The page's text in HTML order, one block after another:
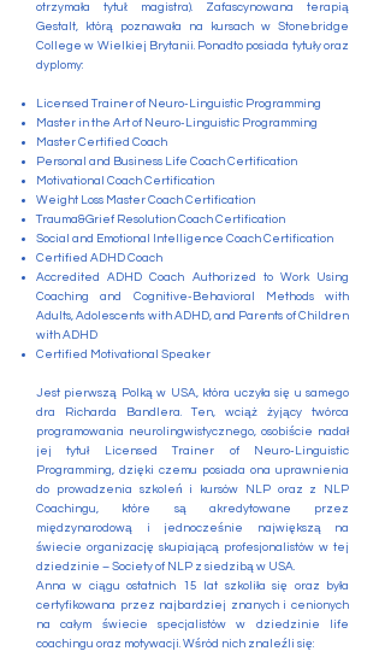
otrzymała tytuł: magistra). Zafascynowana terapią
Gestalt, którą poznawała na kursach w Stonebridge
College w Wielkiej Brytanii. Ponadto posiada tytuły oraz
dyplomy:
Licensed Trainer of Neuro-Linguistic Programming
Master in the Art of Neuro-Linguistic Programming
Master Certified Coach
Personal and Business Life Coach Certification
Motivational Coach Certification
Weight Loss Master Coach Certification
Trauma&Grief Resolution Coach Certification
Social and Emotional Intelligence Coach Certification
Certified ADHD Coach
Accredited ADHD Coach Authorized to Work Using
Coaching and Cognitive-Behavioral Methods with
Adults, Adolescents with ADHD, and Parents of Children
with ADHD
Certified Motivational Speaker
Jest pierwszą Polką w USA, która uczyła się u samego
dra Richarda Bandlera. Ten, wciąż żyjący twórca
programowania neurolingwistycznego, osobiście nadał
jej tytuł Licensed Trainer of Neuro-Linguistic
Programming, dzięki czemu posiada ona uprawnienia
do prowadzenia szkoleń i kursów NLP oraz z NLP
Coachingu, które są akredytowane przez
międzynarodową i jednocześnie największą na
świecie organizację skupiającą profesjonalistów w tej
dziedzinie – Society of NLP z siedzibą w USA.
Anna w ciągu ostatnich 15 lat szkoliła się oraz była
certyfikowana przez najbardziej znanych i cenionych
na całym świecie specjalistów w dziedzinie life
coachingu oraz motywacji. Wśród nich znaleźli się: